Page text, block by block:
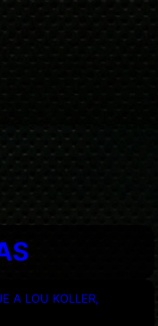
A LOU KOLLER,